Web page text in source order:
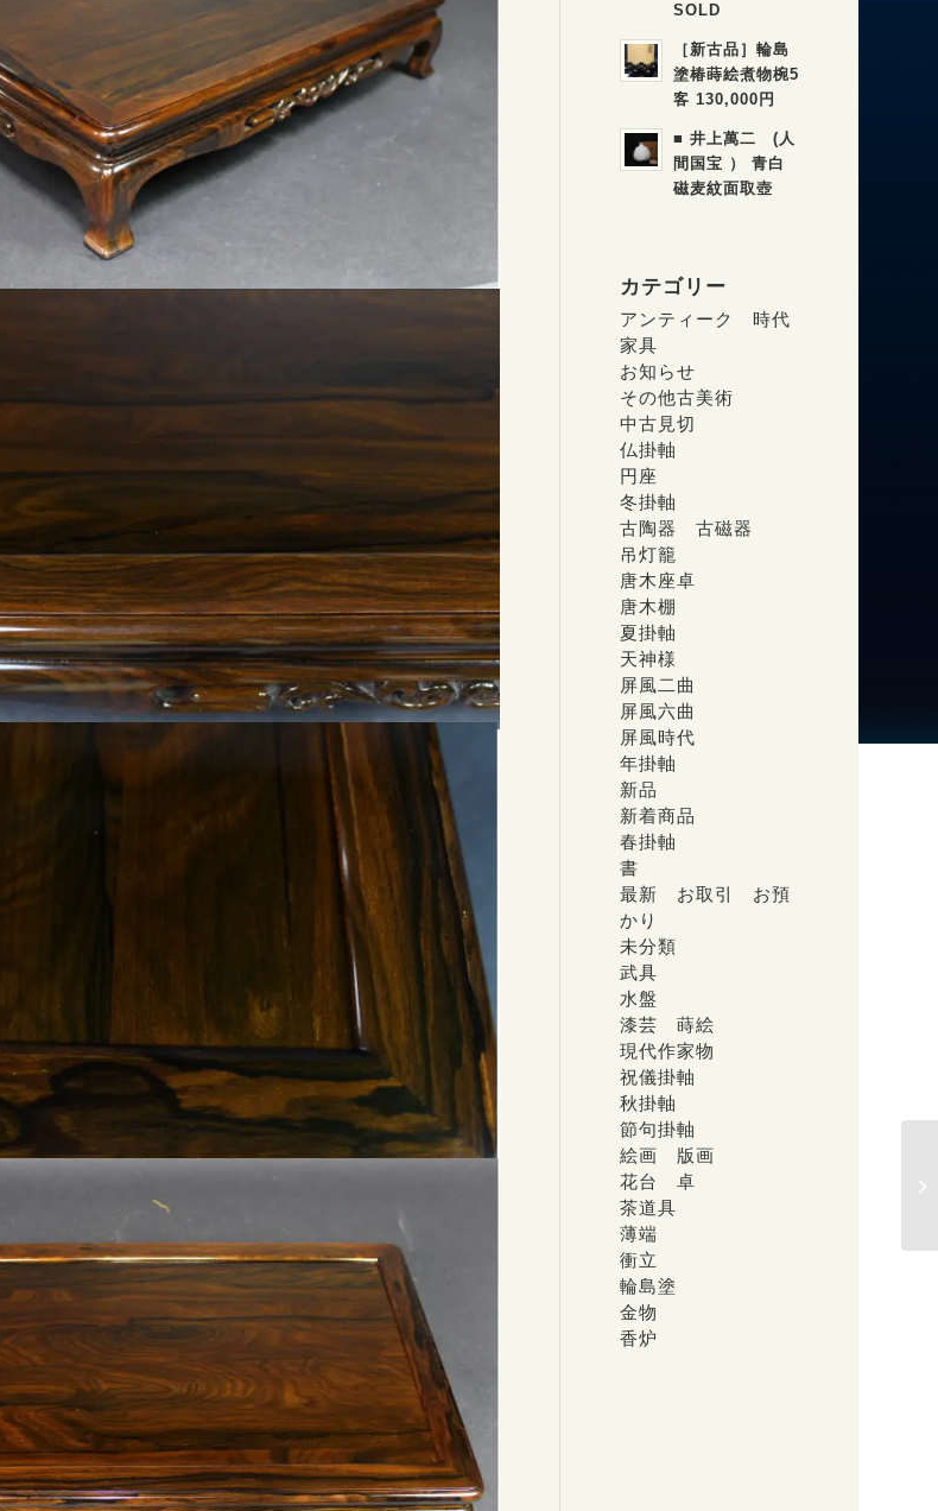
SOLD
［新古品］輪島
塗椿蒔絵煮物椀5
客 130,000円
■ 井上萬二 (人
間国宝 ） 青白
磁麦紋面取壺
カテゴリー
アンティーク 時代
家具
お知らせ
その他古美術
中古見切
仏掛軸
円座
冬掛軸
古陶器 古磁器
吊灯籠
唐木座卓
唐木棚
夏掛軸
天神様
屏風二曲
屏風六曲
屏風時代
年掛軸
新品
新着商品
春掛軸
書
最新 お取引 お預
かり
未分類
武具
水盤
漆芸 蒔絵
現代作家物
祝儀掛軸
秋掛軸
節句掛軸
絵画 版画
花台 卓
茶道具
薄端
衝立
輪島塗
金物
香炉